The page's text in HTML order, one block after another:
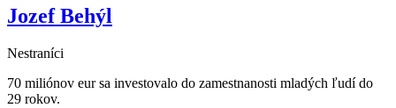
Jozef Behýl
Nestraníci
70 miliónov eur sa investovalo do zamestnanosti mladých ľudí do
29 rokov.